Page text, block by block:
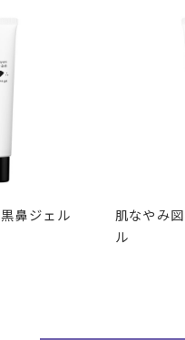
鼻ジェル
肌なやみ
ル